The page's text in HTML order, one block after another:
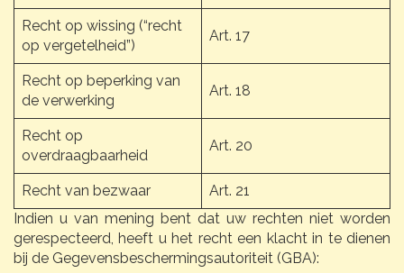
Recht op wissing (“recht
op vergetelheid”)
Art. 17
Recht op beperking van
de verwerking
Art. 18
Recht op
overdraagbaarheid
Art. 20
Recht van bezwaar
Art. 21
Indien u van mening bent dat uw rechten niet worden
gerespecteerd, heeft u het recht een klacht in te dienen
bij de Gegevensbeschermingsautoriteit (GBA):